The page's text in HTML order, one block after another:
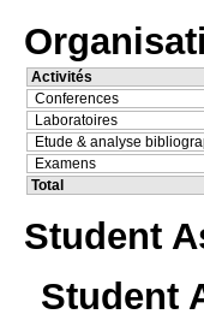
Activités
Conferences
Laboratoires
Etude & analyse
Examens
Total
Student
Student